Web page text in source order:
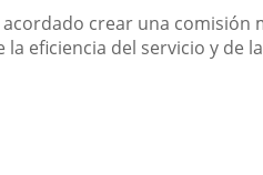
crear una comisión
la eficiencia del servicio y de